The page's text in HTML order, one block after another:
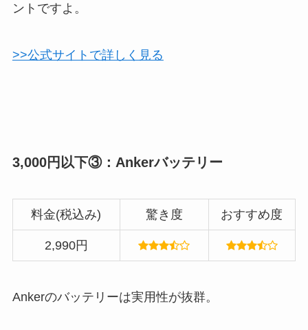
ントですよ。
>>公式サイトで詳しく見る
3,000円以下③：Ankerバッテリー
料金(税込み) 驚き度 おすすめ度
2,990円
Ankerのバッテリーは実用性が抜群。